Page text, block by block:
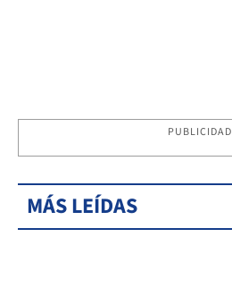
PUBLICIDAD
MÁS LEÍDAS